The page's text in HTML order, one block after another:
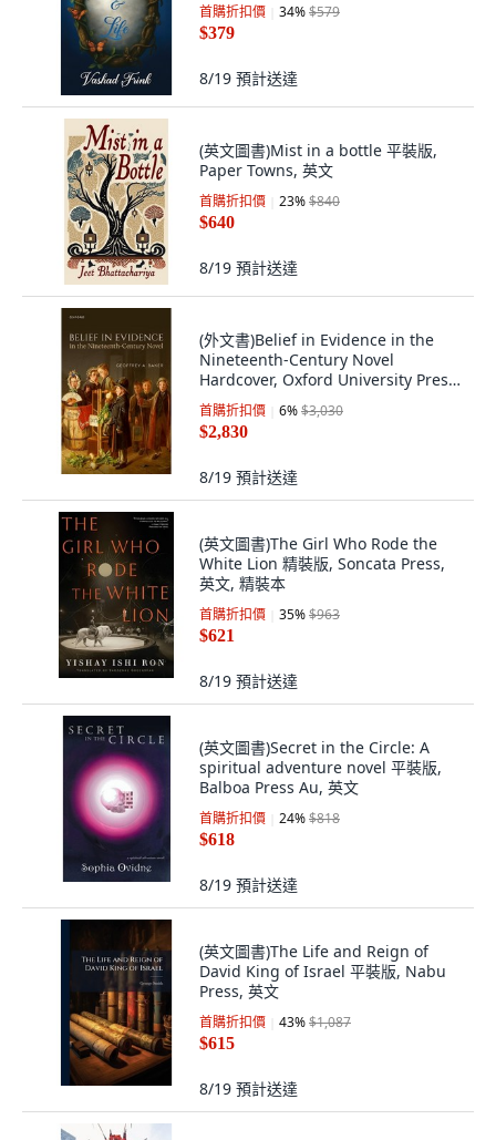
首購折扣價 34%$579
$379
8/19 預計送達
(英文圖書)Mist in a bottle 平裝版,
Paper Towns, 英文
首購折扣價 23%$840
$640
8/19 預計送達
(外文書)Belief in Evidence in the
Nineteenth-Century Novel
Hardcover, Oxford University Press,
English
首購折扣價 6%$3,030
$2,830
8/19 預計送達
(英文圖書)The Girl Who Rode the
White Lion 精裝版, Soncata Press,
英文, 精裝本
首購折扣價 35%$963
$621
8/19 預計送達
(英文圖書)Secret in the Circle: A
spiritual adventure novel 平裝版,
Balboa Press Au, 英文
首購折扣價 24%$818
$618
8/19 預計送達
(英文圖書)The Life and Reign of
David King of Israel 平裝版, Nabu
Press, 英文
首購折扣價 43%$1,087
$615
8/19 預計送達